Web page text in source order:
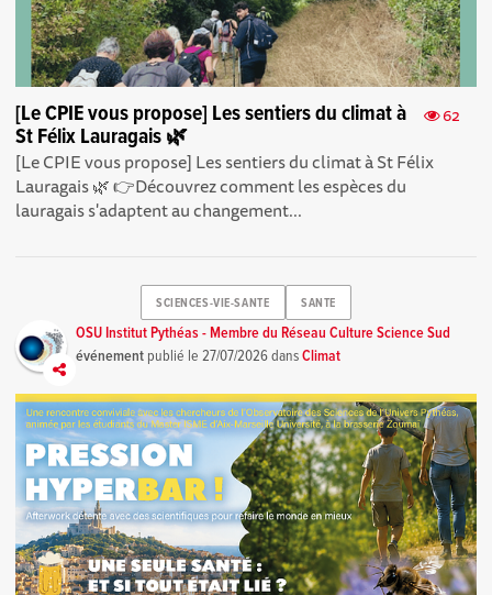
62
[Le CPIE vous propose] Les sentiers du climat à
St Félix Lauragais 🌿
[Le CPIE vous propose] Les sentiers du climat à St Félix
Lauragais 🌿 👉Découvrez comment les espèces du
lauragais s'adaptent au changement...
SCIENCES-VIE-SANTE SANTE
OSU Institut Pythéas - Membre du Réseau Culture Science Sud
événement publié le27/07/2026dansClimat